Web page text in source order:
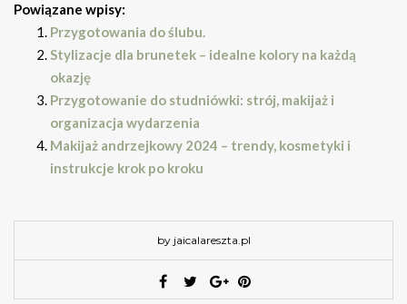
Powiązane wpisy:
Przygotowania do ślubu.
Stylizacje dla brunetek – idealne kolory na każdą
okazję
Przygotowanie do studniówki: strój, makijaż i
organizacja wydarzenia
Makijaż andrzejkowy 2024 – trendy, kosmetyki i
instrukcje krok po kroku
by jaicalareszta.pl